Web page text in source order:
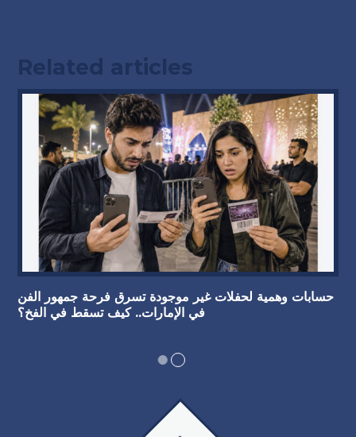
Related articles
حسابات وهمية لحفلات غير موجودة تسرق فرحة جمهور الفن
في الإمارات.. كيف تسقط في الفخ؟